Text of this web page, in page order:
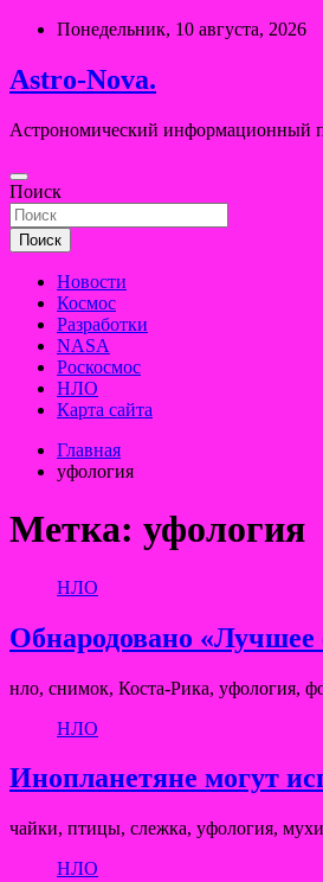
Перейти
содержимому
Понедельник, 10 августа, 2026
Astro-Nova.
Астрономический информационный
Поиск
Поиск
Новости
Космос
Разработки
NASA
Роскосмос
НЛО
Карта сайта
Главная
уфология
Метка: уфология
НЛО
Обнародовано
нло, снимок, Коста-Рика, уфология,
НЛО
Инопланетяне могут
чайки, птицы, слежка, уфология,
НЛО